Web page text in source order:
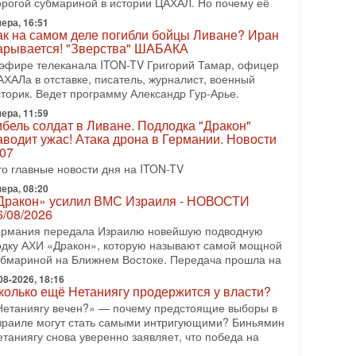
2026, 17:50
голос» Израиля: кто заберет его на этот
русскоязычных репатриантов не раз кардинально
политический ландшафт Израиля. Достаточно
взлет партии «Исраэль ба-алия», когда
2026, 17:00
закрытых дверей: о чём на самом деле
Трамп и Нетаньяху?
визит премьер-министра Израиля Биньямина
в США и его встреча с Дональдом Трампом
больше вопросов, чем ответов. Полная
07-2026, 15:18
готовит покушение на Нетаниягу! Трамп не
эскалации, но КСИР готовит взрыв!
телеканала ITON-TV СЕРГЕЙ МИГДАЛЬ,
по вопросам безопасности, офицер запаса
управления полиции Израиля, автор
07-2026, 09:02
за разоружение ХАМАСа - НОВОСТИ
07/2026
президент США Дональд Трамп заявил о
16:51
на самом деле погибли бойцы Ливане? Иран
"Зверства" ШАБАКА
телеканала ITON-TV Григорий Тамар, офицер
в отставке, писатель, журналист, военный
Ведет программу Александр Гур-Арье.
11:59
солдат в Ливане. Подлодка "Дракон"
ужас! Атака дрона в Германии. Новости
главные новости дня на ITON-TV
08:20
усилил ВМС Израиля - НОВОСТИ
08/2026
передала Израилю новейшую подводную
АХИ «Дракон», которую называют самой мощной
на Ближнем Востоке. Передача прошла на
2026, 18:16
ещё Нетаниягу продержится у власти?
вечен?» — почему предстоящие выборы в
могут стать самыми интригующими? Биньямин
снова уверенно заявляет, что победа на